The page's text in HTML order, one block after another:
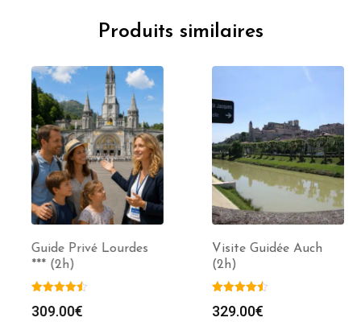
Produits similaires
Guide Privé Lourdes
*** (2h)
309.00€
Visite Guidée Auch
(2h)
329.00€